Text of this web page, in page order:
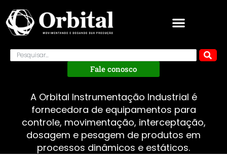
Fale conosco
A Orbital Instrumentação Industrial é
fornecedora de equipamentos para
controle, movimentação, interceptação,
dosagem e pesagem de produtos em
processos dinâmicos e estáticos.